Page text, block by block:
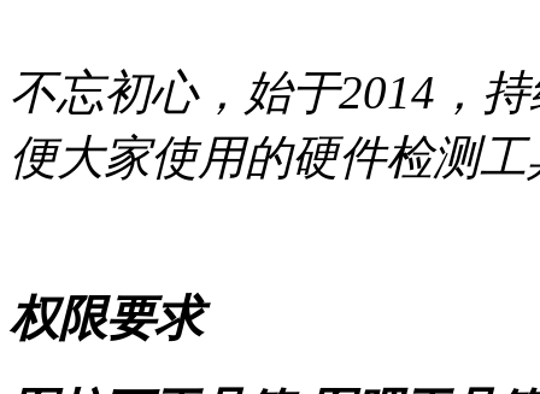
不忘初心，始于2014，
便大家使用的硬件检测
权限要求